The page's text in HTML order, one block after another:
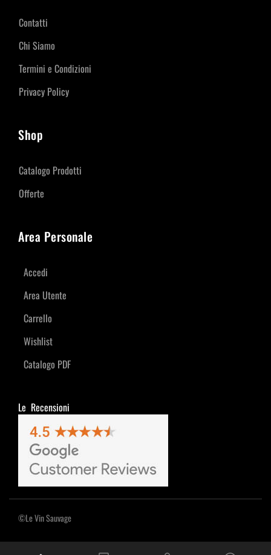
Contatti
Chi Siamo
Termini e Condizioni
Privacy Policy
Shop
Catalogo Prodotti
Offerte
Area Personale
Accedi
Area Utente
Carrello
Wishlist
Catalogo PDF
Le Recensioni
©Le Vin Sauvage